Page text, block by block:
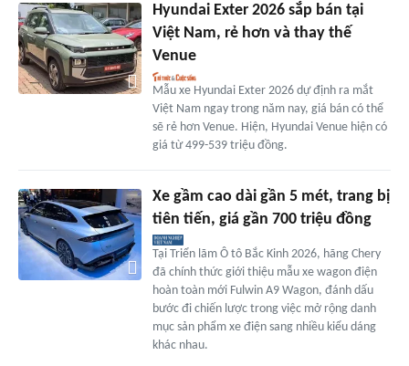
Hyundai Exter 2026 sắp bán tại
Việt Nam, rẻ hơn và thay thế
Venue
Mẫu xe Hyundai Exter 2026 dự định ra mắt
Việt Nam ngay trong năm nay, giá bán có thể
sẽ rẻ hơn Venue. Hiện, Hyundai Venue hiện có
giá từ 499-539 triệu đồng.
Xe gầm cao dài gần 5 mét, trang bị
tiên tiến, giá gần 700 triệu đồng
Tại Triển lãm Ô tô Bắc Kinh 2026, hãng Chery
đã chính thức giới thiệu mẫu xe wagon điện
hoàn toàn mới Fulwin A9 Wagon, đánh dấu
bước đi chiến lược trong việc mở rộng danh
mục sản phẩm xe điện sang nhiều kiểu dáng
khác nhau.